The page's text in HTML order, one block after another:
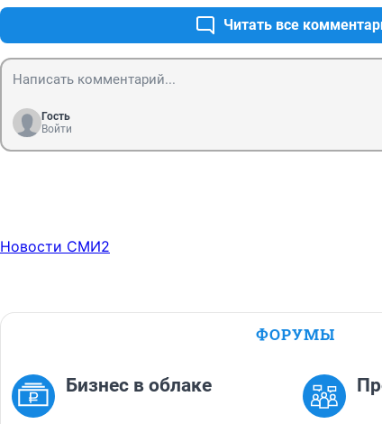
Читать все
Гость
Войти
Новости СМИ2
ФОРУМЫ
Бизнес в облаке